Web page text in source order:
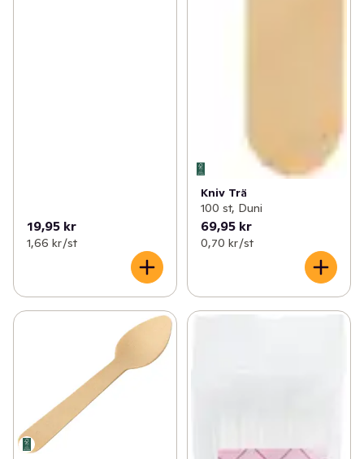
19,95 kr
1,66 kr /st
Kniv Trä
100 st, Duni
69,95 kr
0,70 kr /st